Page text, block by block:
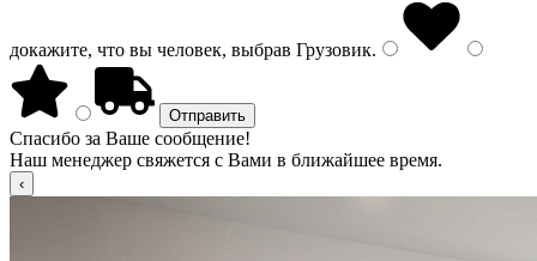
докажите, что вы человек, выбрав Грузовик.
Спасибо за Ваше сообщение!
Наш менеджер свяжется с Вами в ближайшее время.